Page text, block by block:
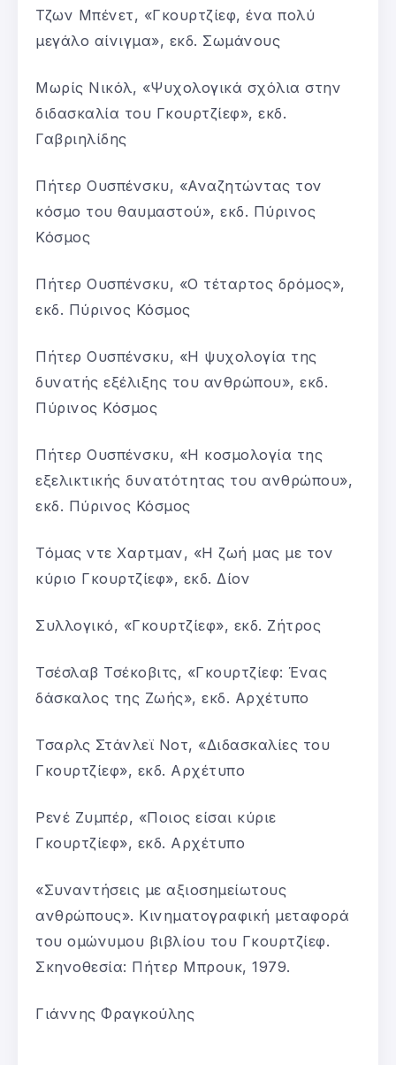
Τζων Μπένετ, «Γκουρτζίεφ, ένα πολύ
μεγάλο αίνιγμα», εκδ. Σωμάνους
Μωρίς Νικόλ, «Ψυχολογικά σχόλια στην
διδασκαλία του Γκουρτζίεφ», εκδ.
Γαβριηλίδης
Πήτερ Ουσπένσκυ, «Αναζητώντας τον
κόσμο του θαυμαστού», εκδ. Πύρινος
Κόσμος
Πήτερ Ουσπένσκυ, «Ο τέταρτος δρόμος»,
εκδ. Πύρινος Κόσμος
Πήτερ Ουσπένσκυ, «Η ψυχολογία της
δυνατής εξέλιξης του ανθρώπου», εκδ.
Πύρινος Κόσμος
Πήτερ Ουσπένσκυ, «Η κοσμολογία της
εξελικτικής δυνατότητας του ανθρώπου»,
εκδ. Πύρινος Κόσμος
Τόμας ντε Χαρτμαν, «Η ζωή μας με τον
κύριο Γκουρτζίεφ», εκδ. Δίον
Συλλογικό, «Γκουρτζίεφ», εκδ. Ζήτρος
Τσέσλαβ Τσέκοβιτς, «Γκουρτζίεφ: Ένας
δάσκαλος της Ζωής», εκδ. Αρχέτυπο
Τσαρλς Στάνλεϊ Νοτ, «Διδασκαλίες του
Γκουρτζίεφ», εκδ. Αρχέτυπο
Ρενέ Ζυμπέρ, «Ποιος είσαι κύριε
Γκουρτζίεφ», εκδ. Αρχέτυπο
«Συναντήσεις με αξιοσημείωτους
ανθρώπους». Κινηματογραφική μεταφορά
του ομώνυμου βιβλίου του Γκουρτζίεφ.
Σκηνοθεσία: Πήτερ Μπρουκ, 1979.
Γιάννης Φραγκούλης